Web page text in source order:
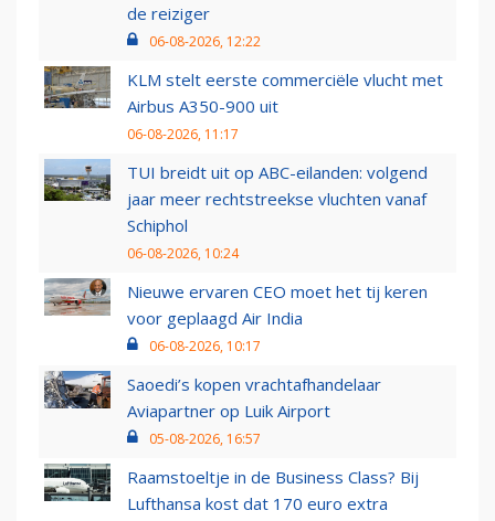
de reiziger
06-08-2026, 12:22
KLM stelt eerste commerciële vlucht met
Airbus A350-900 uit
06-08-2026, 11:17
TUI breidt uit op ABC-eilanden: volgend
jaar meer rechtstreekse vluchten vanaf
Schiphol
06-08-2026, 10:24
Nieuwe ervaren CEO moet het tij keren
voor geplaagd Air India
06-08-2026, 10:17
Saoedi’s kopen vrachtafhandelaar
Aviapartner op Luik Airport
05-08-2026, 16:57
Raamstoeltje in de Business Class? Bij
Lufthansa kost dat 170 euro extra